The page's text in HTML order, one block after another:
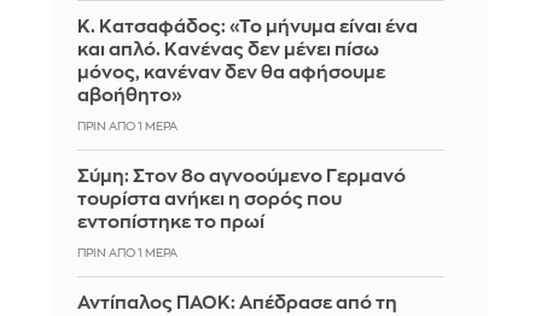
Κ. Κατσαφάδος: «Το μήνυμα είναι ένα
και απλό. Κανένας δεν μένει πίσω
μόνος, κανέναν δεν θα αφήσουμε
αβοήθητο»
ΠΡΙΝ ΑΠΌ 1 ΜΈΡΑ
Σύμη: Στον 8ο αγνοούμενο Γερμανό
τουρίστα ανήκει η σορός που
εντοπίστηκε το πρωί
ΠΡΙΝ ΑΠΌ 1 ΜΈΡΑ
Αντίπαλος ΠΑΟΚ: Απέδρασε από τη